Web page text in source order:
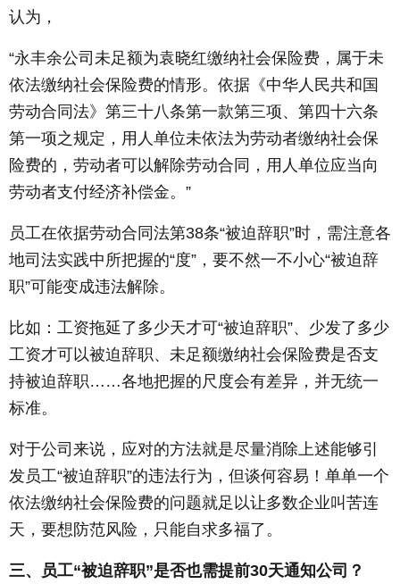
认为，
“永丰余公司未足额为袁晓红缴纳社会保险费，属于未
依法缴纳社会保险费的情形。依据《中华人民共和国
劳动合同法》第三十八条第一款第三项、第四十六条
第一项之规定，用人单位未依法为劳动者缴纳社会保
险费的，劳动者可以解除劳动合同，用人单位应当向
劳动者支付经济补偿金。”
员工在依据劳动合同法第38条“被迫辞职”时，需注意各
地司法实践中所把握的“度”，要不然一不小心“被迫辞
职”可能变成违法解除。
比如：工资拖延了多少天才可“被迫辞职”、少发了多少
工资才可以被迫辞职、未足额缴纳社会保险费是否支
持被迫辞职……各地把握的尺度会有差异，并无统一
标准。
对于公司来说，应对的方法就是尽量消除上述能够引
发员工“被迫辞职”的违法行为，但谈何容易！单单一个
依法缴纳社会保险费的问题就足以让多数企业叫苦连
天，要想防范风险，只能自求多福了。
三、员工“被迫辞职”是否也需提前30天通知公司？